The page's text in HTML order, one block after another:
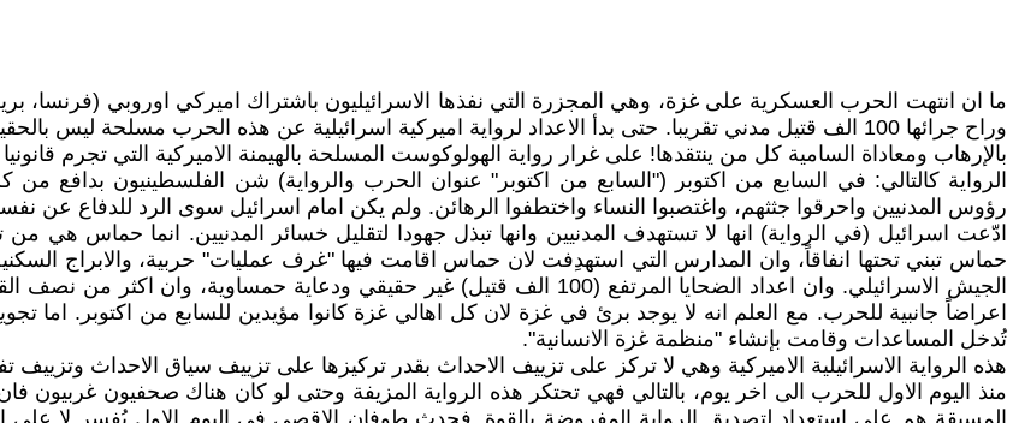
ما ان انتهت الحرب العسكرية على غزة، وهي المجزرة التي نفذها الاسرائيليون باشتراك اميركي اوروبي (فرنسا،
وراح جرائها 100 الف قتيل مدني تقريبا. حتى بدأ الاعداد لرواية اميركية اسرائيلية عن هذه الحرب مسلحة ليس
بالإرهاب ومعاداة السامية كل من ينتقدها! على غرار رواية الهولوكوست المسلحة بالهيمنة الاميركية التي تجرم
الرواية كالتالي: في السابع من اكتوبر ("السابع من اكتوبر" عنوان الحرب والرواية) شن الفلسطينيون بدافع من
رؤوس المدنيين واحرقوا جثثهم، واغتصبوا النساء واختطفوا الرهائن. ولم يكن امام اسرائيل سوى الرد للدفاع عن
ادّعت اسرائيل (في الرواية) انها لا تستهدف المدنيين وانها تبذل جهودا لتقليل خسائر المدنيين. انما حماس
حماس تبني تحتها انفاقاً، وان المدارس التي استهدِفت لان حماس اقامت فيها "غرف عمليات" حربية، والابراج
الجيش الاسرائيلي. وان اعداد الضحايا المرتفع (100 الف قتيل) غير حقيقي ودعاية
اعراضاً جانبية للحرب. مع العلم انه لا يوجد برئ في غزة لان كل اهالي غزة كانوا مؤيدين للسابع من اكتوبر. اما
تُدخل المساعدات وقامت بإنشاء "منظمة غزة الانسانية".
هذه الرواية الاسرائيلية الاميركية وهي لا تركز على تزييف الاحداث بقدر تركيزها على تزييف سياق الاحداث
منذ اليوم الاول للحرب الى اخر يوم، بالتالي فهي تحتكر هذه الرواية المزيفة وحتى لو كان هناك صحفيون غربيون